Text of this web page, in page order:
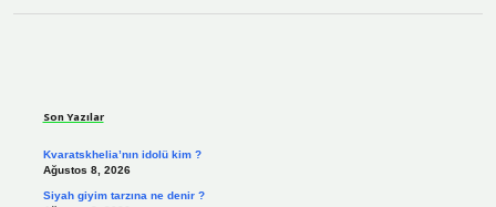
Son Yazılar
Kvaratskhelia’nın idolü kim ?
Ağustos 8, 2026
Siyah giyim tarzına ne denir ?